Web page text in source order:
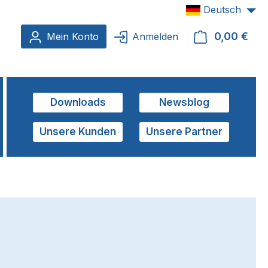
Mein Konto
Anmelden 0,00 €
Deutsch
Downloads Newsblog
Unsere Kunden Unsere Partner